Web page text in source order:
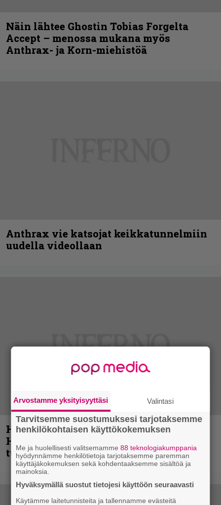
Näin lähtee Ghostin Tobias Forgelta
Accept – menossa mukana myös
Anthrax- ja Korn-miehistöä
Anthrax vie katsojat keikkatunnelmiin
uudella videollaan
Helloween- ja Gamma Ray -mies Kai
Hansen julkaisi uuden maistiaisen
tulevalta soololevyltä
Arvostamme yksityisyyttäsi Valintasi
Tarvitsemme suostumuksesi tarjotaksemme
henkilökohtaisen käyttökokemuksen
Me ja huolellisesti valitsemamme88 teknologiakumppania
hyödynnämme henkilötietoja tarjotaksemme paremman
käyttäjäkokemuksen sekä kohdentaaksemme sisältöä ja
mainoksia.
Hyväksymällä suostut tietojesi käyttöön seuraavasti
Käytämme laitetunnisteita ja tallennamme evästeitä